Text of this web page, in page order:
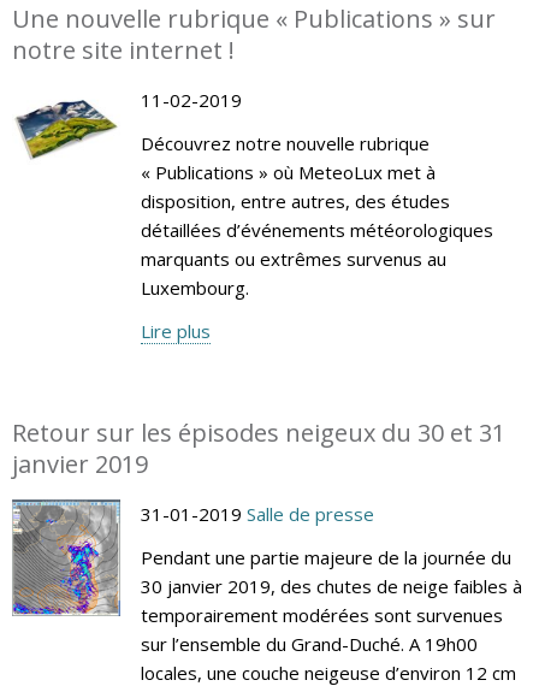
Une nouvelle rubrique « Publications » sur
notre site internet !
11-02-2019
Découvrez notre nouvelle rubrique
« Publications » où MeteoLux met à
disposition, entre autres, des études
détaillées d’événements météorologiques
marquants ou extrêmes survenus au
Luxembourg.
Lire plus
Retour sur les épisodes neigeux du 30 et 31
janvier 2019
31-01-2019 Salle de presse
Pendant une partie majeure de la journée du
30 janvier 2019, des chutes de neige faibles à
temporairement modérées sont survenues
sur l’ensemble du Grand-Duché. A 19h00
locales, une couche neigeuse d’environ 12 cm